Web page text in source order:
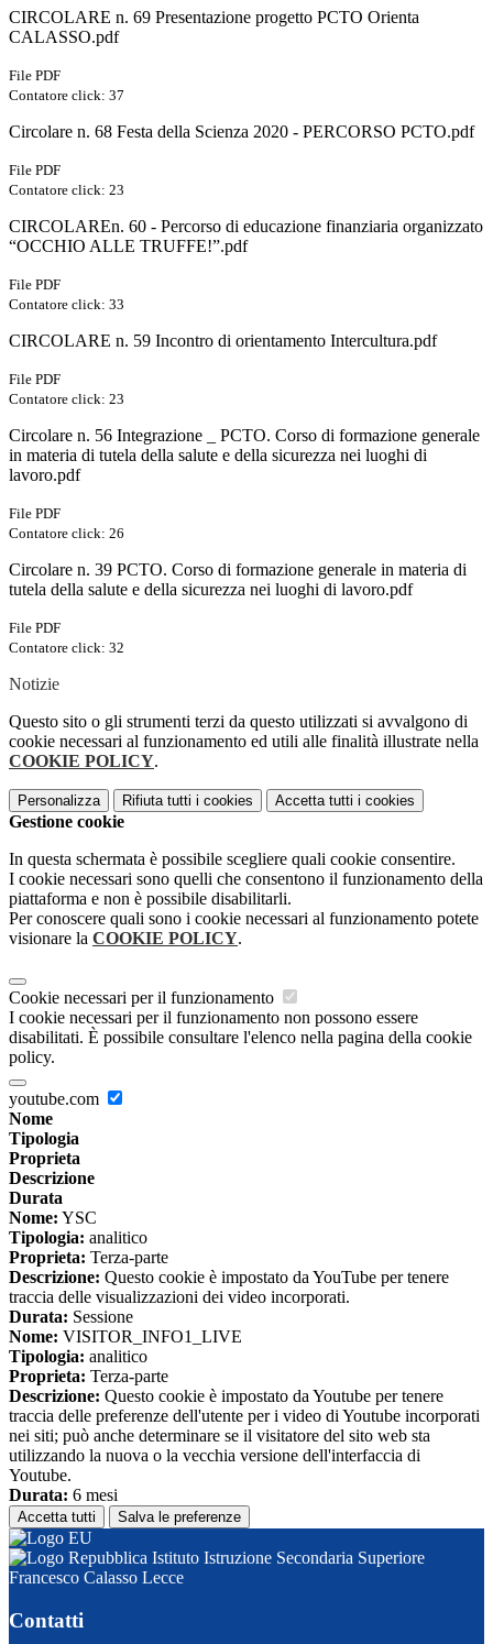
CIRCOLARE n. 69 Presentazione progetto PCTO Orienta
CALASSO.pdf
File PDF
Contatore click: 37
Circolare n. 68 Festa della Scienza 2020 - PERCORSO PCTO.pdf
File PDF
Contatore click: 23
CIRCOLAREn. 60 - Percorso di educazione finanziaria organizzato
“OCCHIO ALLE TRUFFE!”.pdf
File PDF
Contatore click: 33
CIRCOLARE n. 59 Incontro di orientamento Intercultura.pdf
File PDF
Contatore click: 23
Circolare n. 56 Integrazione _ PCTO. Corso di formazione generale
in materia di tutela della salute e della sicurezza nei luoghi di
lavoro.pdf
File PDF
Contatore click: 26
Circolare n. 39 PCTO. Corso di formazione generale in materia di
tutela della salute e della sicurezza nei luoghi di lavoro.pdf
File PDF
Contatore click: 32
Notizie
Questo sito o gli strumenti terzi da questo utilizzati si avvalgono di
cookie necessari al funzionamento ed utili alle finalità illustrate nella
COOKIE POLICY.
Personalizza Rifiuta tutti i cookies Accetta tutti i cookies
Gestione cookie
In questa schermata è possibile scegliere quali cookie consentire.
I cookie necessari sono quelli che consentono il funzionamento della
piattaforma e non è possibile disabilitarli.
Per conoscere quali sono i cookie necessari al funzionamento potete
visionare la COOKIE POLICY.
Cookie necessari per il funzionamento
I cookie necessari per il funzionamento non possono essere
disabilitati. È possibile consultare l'elenco nella pagina della cookie
policy.
youtube.com
Nome
Tipologia
Proprieta
Descrizione
Durata
Nome: YSC
Tipologia: analitico
Proprieta: Terza-parte
Descrizione: Questo cookie è impostato da YouTube per tenere
traccia delle visualizzazioni dei video incorporati.
Durata: Sessione
Nome: VISITOR_INFO1_LIVE
Tipologia: analitico
Proprieta: Terza-parte
Descrizione: Questo cookie è impostato da Youtube per tenere
traccia delle preferenze dell'utente per i video di Youtube incorporati
nei siti; può anche determinare se il visitatore del sito web sta
utilizzando la nuova o la vecchia versione dell'interfaccia di
Youtube.
Durata: 6 mesi
Accetta tutti Salva le preferenze
Istituto Istruzione Secondaria Superiore
Francesco Calasso Lecce
Contatti